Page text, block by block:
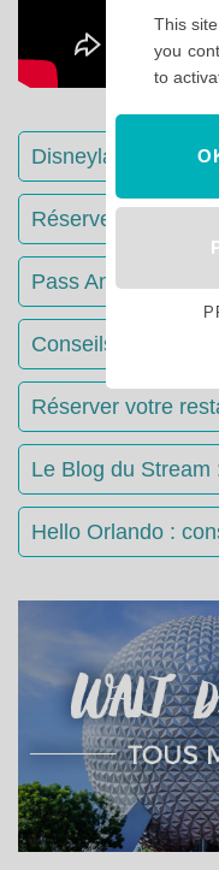
Disneyland Paris :
Réserver votre
Pass Annuels
Conseils &
Réserver votre
Le Blog du
Hello Orlando :
This
you
to